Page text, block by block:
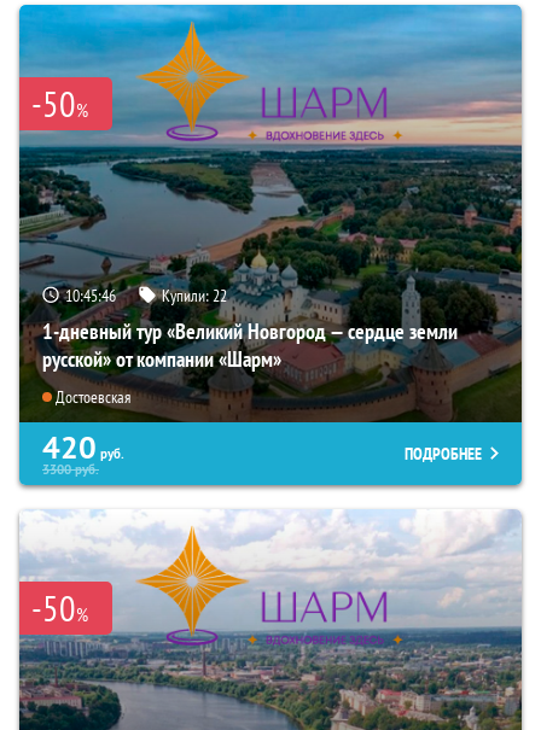
-50%
10:45:45 Купили:22
1-дневный тур «Великий Новгород — сердце земли
русской» от компании «Шарм»
Достоевская
420 руб.
3300руб.
ПОДРОБНЕЕ
-50%